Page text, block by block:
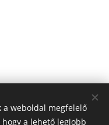
a weboldal megfelelő
a lehető legjobb